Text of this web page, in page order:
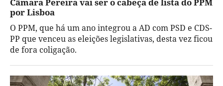
por Lisboa
O PPM, que há um ano integrou a AD com PSD e CDS-
PP que venceu as eleições legislativas, desta vez ficou
de fora coligação.